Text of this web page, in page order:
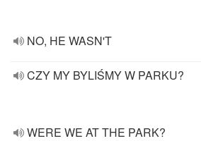
NO, HE WASN'T
CZY MY BYLIŚMY W PARKU?
WERE WE AT THE PARK?